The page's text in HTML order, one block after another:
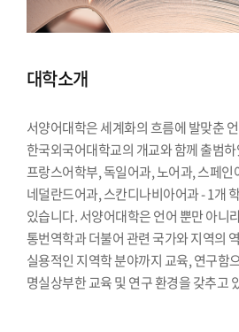
대학소개
서양어대학은 세계화의 흐름에 발맞춘
한국외국어대학교의 개교와 함께 출범
프랑스어학부, 독일어과, 노어과, 스페
네덜란드어과, 스칸디나비아어과 - 1개
있습니다. 서양어대학은 언어 뿐만 아니
통번역학과 더불어 관련 국가와 지역의
실용적인 지역학 분야까지 교육, 연구함
명실상부한 교육 및 연구 환경을 갖추고